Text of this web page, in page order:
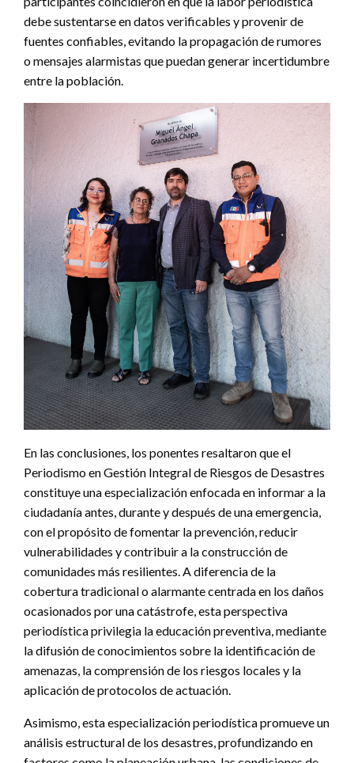
debe sustentarse en datos verificables y provenir de
fuentes confiables, evitando la propagación de rumores
o mensajes alarmistas que puedan generar incertidumbre
entre la población.
En las conclusiones, los ponentes resaltaron que el
Periodismo en Gestión Integral de Riesgos de Desastres
constituye una especialización enfocada en informar a la
ciudadanía antes, durante y después de una emergencia,
con el propósito de fomentar la prevención, reducir
vulnerabilidades y contribuir a la construcción de
comunidades más resilientes. A diferencia de la
cobertura tradicional o alarmante centrada en los daños
ocasionados por una catástrofe, esta perspectiva
periodística privilegia la educación preventiva, mediante
la difusión de conocimientos sobre la identificación de
amenazas, la comprensión de los riesgos locales y la
aplicación de protocolos de actuación.
Asimismo, esta especialización periodística promueve un
análisis estructural de los desastres, profundizando en